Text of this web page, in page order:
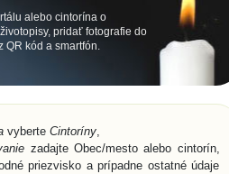
alebo cintorína o
pridať fotografie do
kód a smartfón.
vyberte Cintoríny,
zadajte Obec/mesto alebo cintorín,
priezvisko a prípadne ostatné údaje